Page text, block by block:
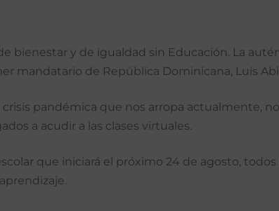
bienestar y de igualdad sin Educación. La
mandatario de República Dominicana, Luís
pandémica que nos arropa actualmente,
a acudir a las clases virtuales.
que iniciará el próximo 24 de agosto,